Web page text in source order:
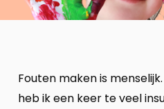
Fouten maken is
heb ik een keer te veel